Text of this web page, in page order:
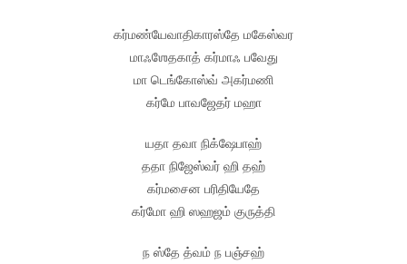
கர்மண்யேவாதிகாரஸ்தே மகேஸ்வர
மாஃஶேதகாத் கர்மாஃ பவேது
மா டெங்கோஸ்வ் அகர்மணி
கர்மே பாவஜேதர் மஹா
யதா தவா நிக்ஷேபாஹ்
ததா நிஜேஸ்வர் ஹி தஹ்
கர்மசைன பரிதியேதே
கர்மோ ஹி ஸஹஜம் குருத்தி
ந ஸ்தே த்வம் ந பஞ்சஹ்